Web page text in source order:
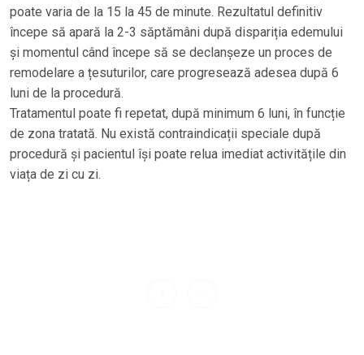
poate varia de la 15 la 45 de minute. Rezultatul definitiv
începe să apară la 2-3 săptămâni după dispariția edemului
și momentul când începe să se declanșeze un proces de
remodelare a țesuturilor, care progresează adesea după 6
luni de la procedură.
Tratamentul poate fi repetat, după minimum 6 luni, în funcție
de zona tratată. Nu există contraindicații speciale după
procedură și pacientul își poate relua imediat activitățile din
viața de zi cu zi.